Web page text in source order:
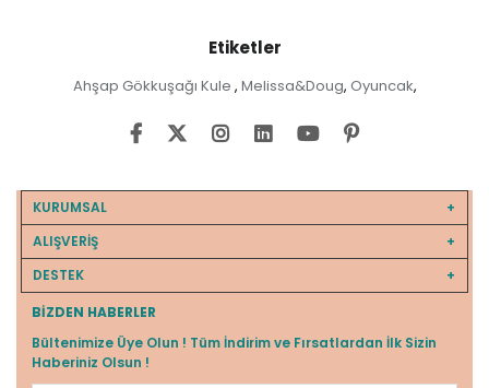
Etiketler
Ahşap Gökkuşağı Kule , Melissa&Doug, Oyuncak,
KURUMSAL
ALIŞVERİŞ
DESTEK
BIZDEN HABERLER
Bültenimize Üye Olun ! Tüm İndirim ve Fırsatlardan İlk Sizin
Haberiniz Olsun !